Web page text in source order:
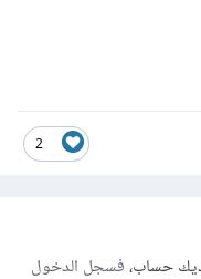
2
حساب،فسجل الدخول